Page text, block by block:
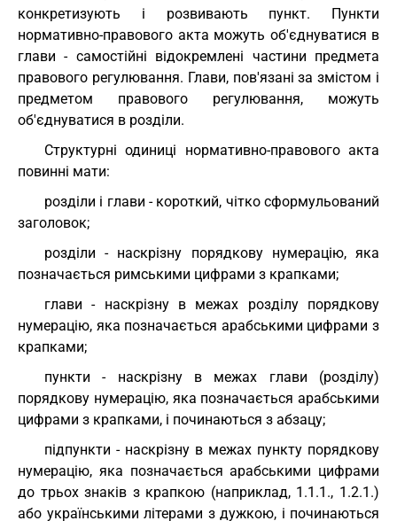
конкретизують і розвивають пункт. Пункти
нормативно-правового акта можуть об'єднуватися в
глави - самостійні відокремлені частини предмета
правового регулювання. Глави, пов'язані за змістом і
предметом правового регулювання, можуть
об'єднуватися в розділи.
Структурні одиниці нормативно-правового акта
повинні мати:
розділи і глави - короткий, чітко сформульований
заголовок;
розділи - наскрізну порядкову нумерацію, яка
позначається римськими цифрами з крапками;
глави - наскрізну в межах розділу порядкову
нумерацію, яка позначається арабськими цифрами з
крапками;
пункти - наскрізну в межах глави (розділу)
порядкову нумерацію, яка позначається арабськими
цифрами з крапками, і починаються з абзацу;
підпункти - наскрізну в межах пункту порядкову
нумерацію, яка позначається арабськими цифрами
до трьох знаків з крапкою (наприклад, 1.1.1., 1.2.1.)
або українськими літерами з дужкою, і починаються